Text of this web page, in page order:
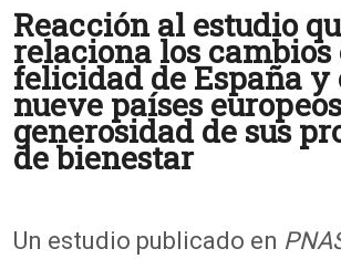
Reacción al estudio
relaciona los cambios
felicidad de España y
nueve países
generosidad de sus
de bienestar
Un estudio publicado en